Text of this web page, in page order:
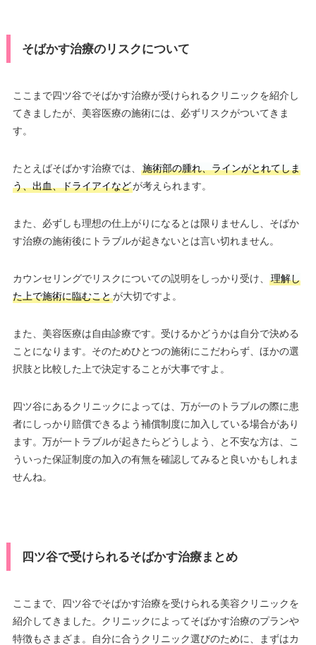
そばかす治療のリスクについて
ここまで四ツ谷でそばかす治療が受けられるクリニックを紹介し
てきましたが、美容医療の施術には、必ずリスクがついてきま
す。
たとえばそばかす治療では、
施術部の腫れ、ラインがとれてしま
う、出血、ドライアイなどが考えられます。
また、必ずしも理想の仕上がりになるとは限りませんし、そばか
す治療の施術後にトラブルが起きないとは言い切れません。
カウンセリングでリスクについての説明をしっかり受け、
理解し
た上で施術に臨むことが大切ですよ。
また、美容医療は自由診療です。受けるかどうかは自分で決める
ことになります。そのためひとつの施術にこだわらず、ほかの選
択肢と比較した上で決定することが大事ですよ。
四ツ谷にあるクリニックによっては、万が一のトラブルの際に患
者にしっかり賠償できるよう補償制度に加入している場合があり
ます。万が一トラブルが起きたらどうしよう、と不安な方は、こ
ういった保証制度の加入の有無を確認してみると良いかもしれま
せんね。
四ツ谷で受けられるそばかす治療まとめ
ここまで、四ツ谷でそばかす治療を受けられる美容クリニックを
紹介してきました。クリニックによってそばかす治療のプランや
特徴もさまざま。自分に合うクリニック選びのために、まずはカ